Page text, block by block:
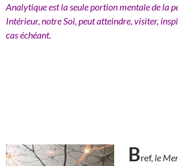
Analytique est la seule portion mentale de la
Intérieur, notre Soi, peut atteindre, visiter,
cas échéant.
Bref, le